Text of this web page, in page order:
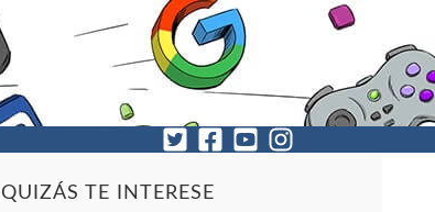
QUIZÁS TE INTERESE